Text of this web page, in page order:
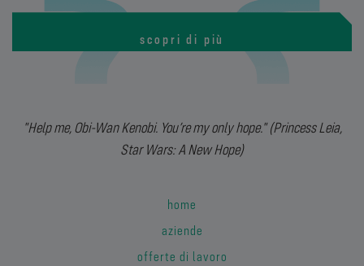
scopri di più
"Help me, Obi-Wan Kenobi. You’re my only hope." (Princess Leia,
Star Wars: A New Hope)
home
aziende
offerte di lavoro